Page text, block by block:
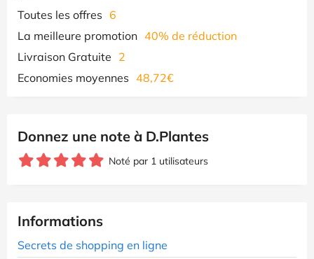
Toutes les offres 6
La meilleure promotion 40% de réduction
Livraison Gratuite 2
Economies moyennes 48,72€
Donnez une note à D.Plantes
Noté par 1 utilisateurs
Informations
Secrets de shopping en ligne